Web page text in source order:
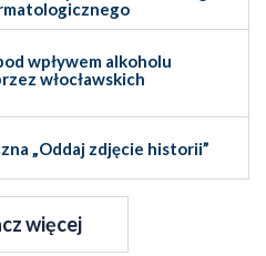
wpływem alkoholu
włocławskich
„Oddaj zdjęcie historii”
więcej